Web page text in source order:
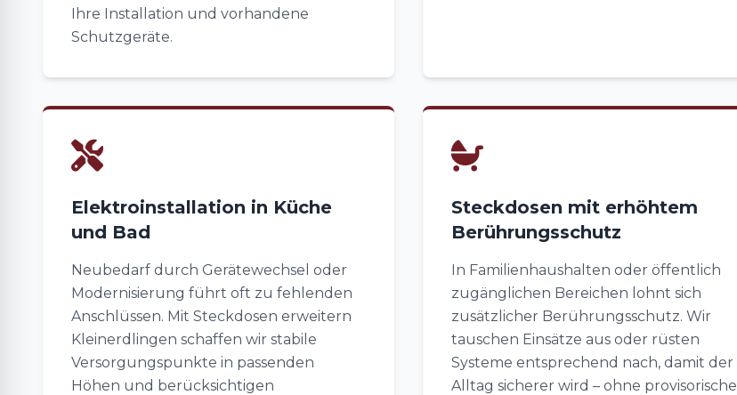
Ihre Installation und vorhandene
Schutzgeräte.
Elektroinstallation in Küche
und Bad
Neubedarf durch Gerätewechsel oder
Modernisierung führt oft zu fehlenden
Anschlüssen. Mit Steckdosen erweitern
Kleinerdlingen schaffen wir stabile
Versorgungspunkte in passenden
Höhen und berücksichtigen
Steckdosen mit erhöhtem
Berührungsschutz
In Familienhaushalten oder öffentlich
zugänglichen Bereichen lohnt sich
zusätzlicher Berührungsschutz. Wir
tauschen Einsätze aus oder rüsten
Systeme entsprechend nach, damit der
Alltag sicherer wird – ohne provisorische